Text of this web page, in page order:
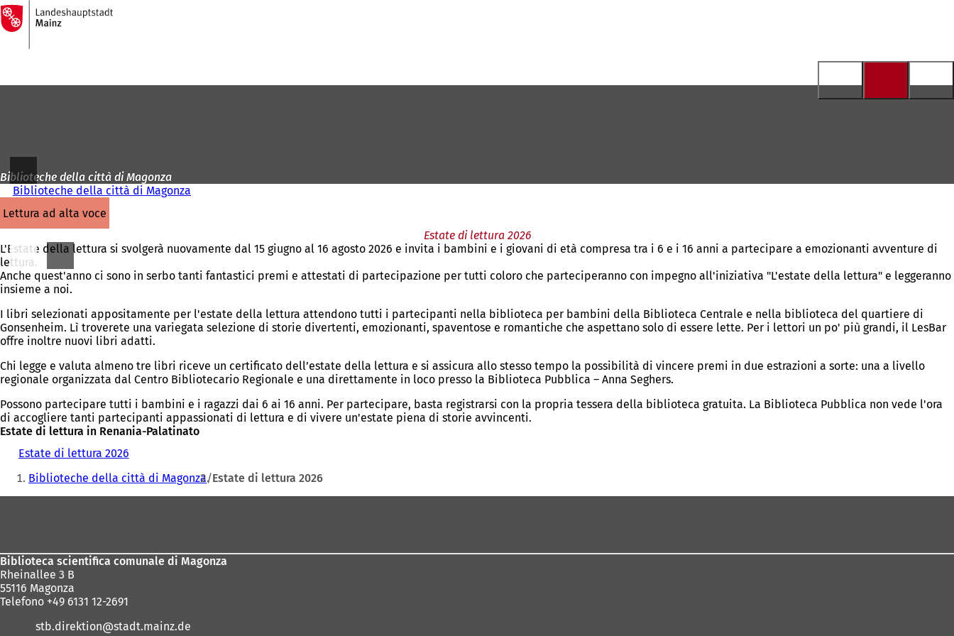
Vai al contenuto
Alla
pagina
iniziale
Biblioteche della città di Magonza
Biblioteche della città di Magonza
lettura ad alta voce
Estate di lettura 2026
L'Estate della lettura si svolgerà nuovamente dal 15 giugno al 16 agosto 2026 e invita i bambini e i giovani di età compresa tra i 6 e i 16 anni a partecipare a emozionanti avventure di
lettura.
Anche quest'anno ci sono in serbo tanti fantastici premi e attestati di partecipazione per tutti coloro che parteciperanno con impegno all'iniziativa "L'estate della lettura" e leggeranno
insieme a noi.
I libri selezionati appositamente per l'estate della lettura attendono tutti i partecipanti nella biblioteca per bambini della Biblioteca Centrale e nella biblioteca del quartiere di
Gonsenheim. Lì troverete una variegata selezione di storie divertenti, emozionanti, spaventose e romantiche che aspettano solo di essere lette. Per i lettori un po' più grandi, il LesBar
offre inoltre nuovi libri adatti.
Chi legge e valuta almeno tre libri riceve un certificato dell’estate della lettura e si assicura allo stesso tempo la possibilità di vincere premi in due estrazioni a sorte: una a livello
regionale organizzata dal Centro Bibliotecario Regionale e una direttamente in loco presso la Biblioteca Pubblica – Anna Seghers.
Possono partecipare tutti i bambini e i ragazzi dai 6 ai 16 anni. Per partecipare, basta registrarsi con la propria tessera della biblioteca gratuita. La Biblioteca Pubblica non vede l'ora
di accogliere tanti partecipanti appassionati di lettura e di vivere un'estate piena di storie avvincenti.
Estate di lettura in Renania-Palatinato
Estate di lettura 2026
i
a
n
u
Siete
qui:
Biblioteche della città di Magonza Estate di lettura 2026
Biblioteca scientifica comunale di Magonza
Rheinallee 3 B
55116 Magonza
Telefono +49 6131 12-2691
stb.direktion
stadt.mainz de